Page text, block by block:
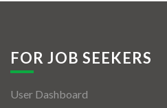
FOR JOB SEEKERS
User Dashboard